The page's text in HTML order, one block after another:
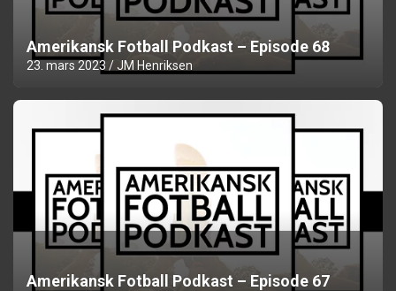
Amerikansk Fotball Podkast – Episode 68
23. mars 2023 JM Henriksen
Amerikansk Fotball Podkast – Episode 67